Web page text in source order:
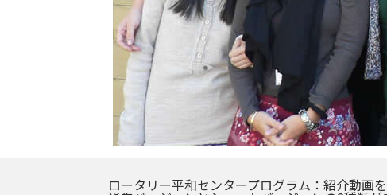
ロータリー平和センタープログラム：紹介動画